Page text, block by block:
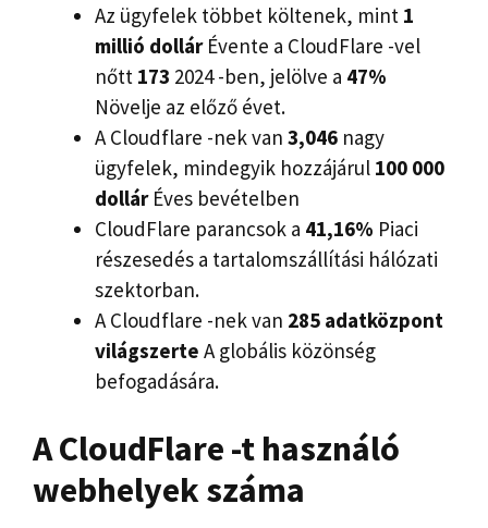
Az ügyfelek többet költenek, mint 1
millió dollárÉvente a CloudFlare -vel
nőtt 173 2024 -ben, jelölve a 47%
Növelje az előző évet.
A Cloudflare -nek van 3,046 nagy
ügyfelek, mindegyik hozzájárul 100 000
dollárÉves bevételben
CloudFlare parancsok a 41,16% Piaci
részesedés a tartalomszállítási hálózati
szektorban.
A Cloudflare -nek van 285 adatközpont
világszerte A globális közönség
befogadására.
A CloudFlare -t használó
webhelyek száma